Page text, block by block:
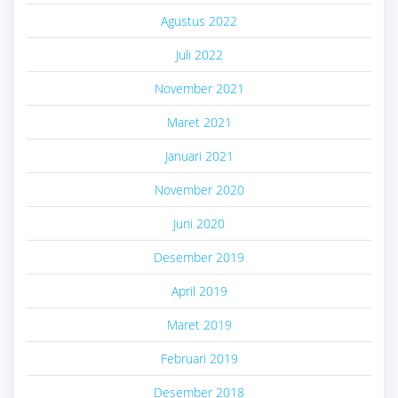
Agustus 2022
Juli 2022
November 2021
Maret 2021
Januari 2021
November 2020
Juni 2020
Desember 2019
April 2019
Maret 2019
Februari 2019
Desember 2018